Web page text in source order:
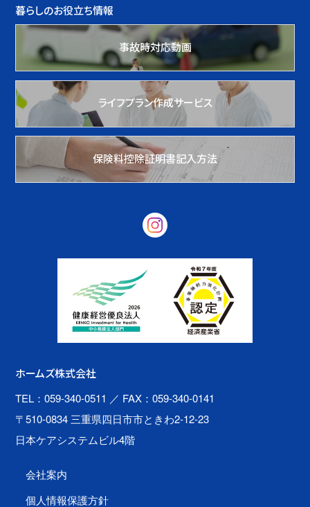
暮らしのお役立ち情報
事故時対応動画
ライフプラン作成サービス
保険料控除証明書記入方法
ホームズ株式会社
TEL：059-340-0511 ／ FAX：059-340-0141
〒510-0834 三重県四日市市ときわ2-12-23
日本ケアシステムビル4階
会社案内
個人情報保護方針